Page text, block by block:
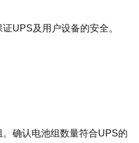
UPS及用户设备的安全。
确认电池组数量符合UPS的